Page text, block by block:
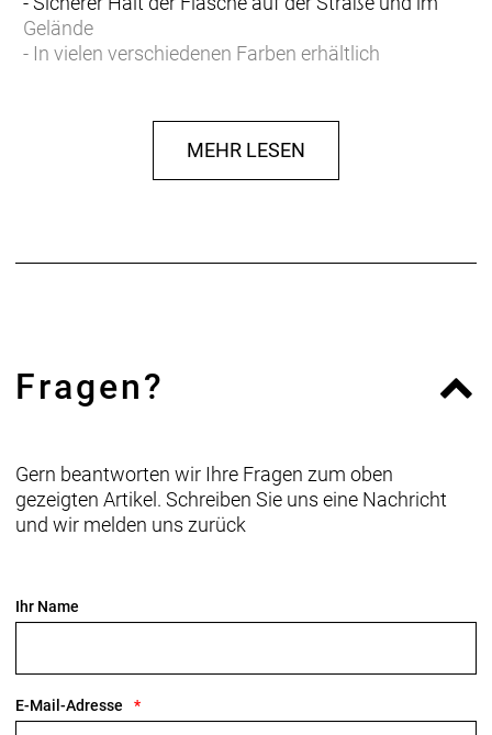
Gelände
- In vielen verschiedenen Farben erhältlich
MEHR LESEN
Fragen?
Gern beantworten wir Ihre Fragen zum oben
gezeigten Artikel. Schreiben Sie uns eine Nachricht
und wir melden uns zurück
Ihr Name
E-Mail-Adresse